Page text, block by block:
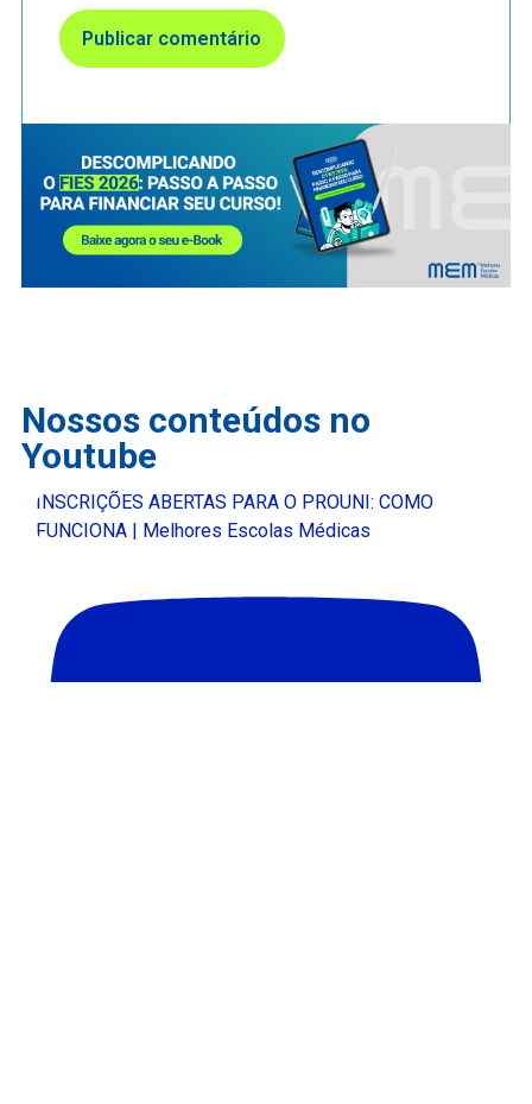
Nossos conteúdos no
Youtube
INSCRIÇÕES ABERTAS PARA O PROUNI: COMO
FUNCIONA | Melhores Escolas Médicas